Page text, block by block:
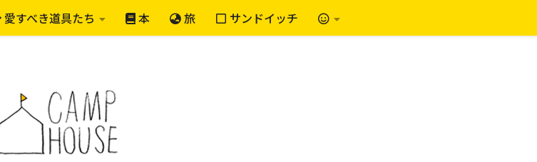
愛すべき道具たち 本 旅 サンドイッチ